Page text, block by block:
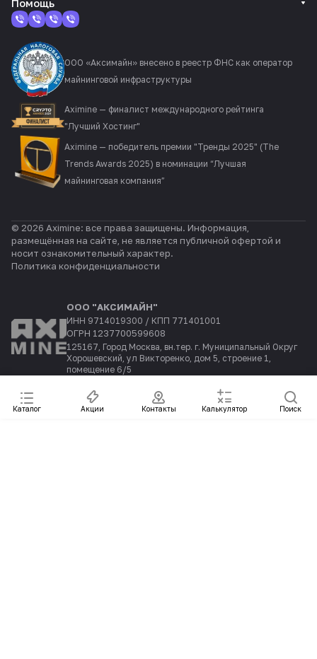
Каталог Акции Контакты Калькулятор Поиск
Помощь
ООО «Аксимайн» внесено в реестр ФНС как оператор
майнинговой инфраструктуры
Aximine — финалист международного рейтинга
"Лучший Хостинг"
Aximine — победитель премии "Тренды 2025" (The
Trends Awards 2025) в номинации “Лучшая
майнинговая компания”
© 2026 Aximine: все права защищены. Информация,
размещённая на сайте, не является публичной офертой и
носит ознакомительный характер.
Политика конфиденциальности
ООО "АКСИМАЙН"
ИНН 9714019300 / КПП 771401001
ОГРН 1237700599608
125167, Город Москва, вн.тер. г. Муниципальный Округ
Хорошевский, ул Викторенко, дом 5, строение 1,
помещение 6/5